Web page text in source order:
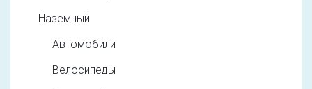
Наземный
Автомобили
Велосипеды